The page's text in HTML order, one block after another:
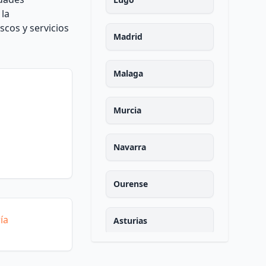
y servicios
Madrid
Malaga
Murcia
Navarra
Ourense
Asturias